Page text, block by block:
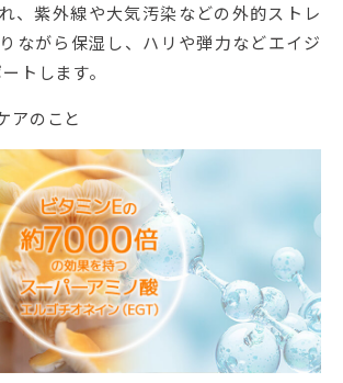
、紫外線や大気汚染などの外的ストレ
ながら保湿し、ハリや弾力などエイジ
トします。
アのこと